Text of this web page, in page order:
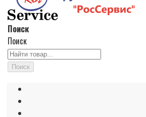
Поиск
Поиск
Поиск